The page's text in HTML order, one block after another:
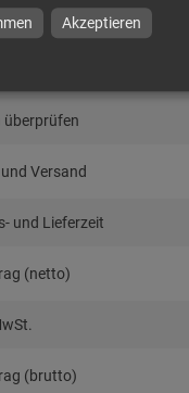
im Überblick
überprüfen
Versand
und Lieferzeit
(netto)
(brutto)
Akzeptieren